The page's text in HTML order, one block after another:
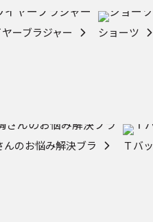
ーブラジャー ショーツ
んのお悩み解決ブラ Ｔバ